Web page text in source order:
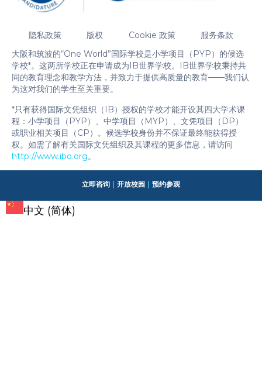
隐私政策 版权 Cookie 政策
服务条款
大阪和筑波的“One World”国际学校是小学项目（PYP）的候选
学校*。这两所学校正在申请成为IB世界学校。IB世界学校秉持共
同的教育理念和教学方法，并致力于提供高质量的教育——我们认
为这对我们的学生至关重要。
*只有获得国际文凭组织（IB）授权的学校才能开设其四大学术课
程：小学项目（PYP）、中学项目（MYP）、文凭项目（DP）
或职业相关项目（CP）。候选学校身份并不保证最终能获得授
权。如需了解有关国际文凭组织及其课程的更多信息，请访问
http://www.ibo.org。
立即咨询 开放校园 预约参观
中文 (简体)